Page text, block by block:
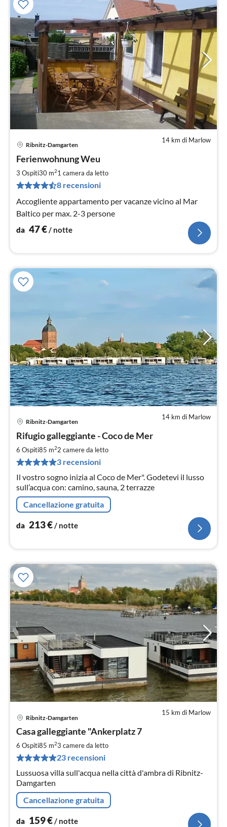
14 km di Marlow
Ribnitz-Damgarten
Ferienwohnung Weu
3 Ospiti30 m21 camera da letto
8 recensioni
Accogliente appartamento per vacanze vicino al Mar
Baltico per max. 2-3 persone
da 47€ / notte
14 km di Marlow
Ribnitz-Damgarten
Rifugio galleggiante - Coco de Mer
6 Ospiti85 m22 camere da letto
3 recensioni
Il vostro sogno inizia al Coco de Mer". Godetevi il lusso
sull’acqua con: camino, sauna, 2 terrazze
Cancellazione gratuita
da 213€/ notte
15 km di Marlow
Ribnitz-Damgarten
Casa galleggiante "Ankerplatz 7
6 Ospiti85 m23 camere da letto
23 recensioni
Lussuosa villa sull'acqua nella città d'ambra di Ribnitz-
Damgarten
Cancellazione gratuita
da 159€/ notte